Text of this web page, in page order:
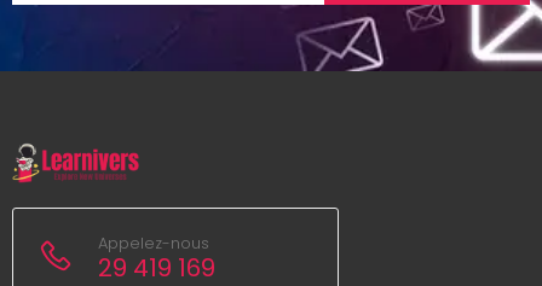
Appelez-nous
29 419 169